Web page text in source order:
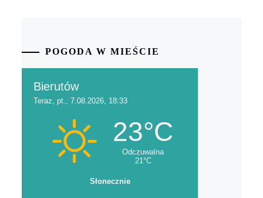
POGODA W MIEŚCIE